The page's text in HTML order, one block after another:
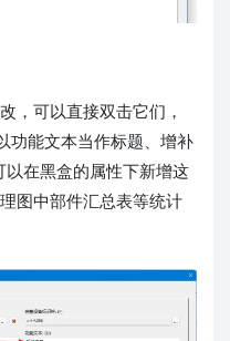
，可以直接双击它们，
功能文本当作标题、增补
在黑盒的属性下新增这
图中部件汇总表等统计